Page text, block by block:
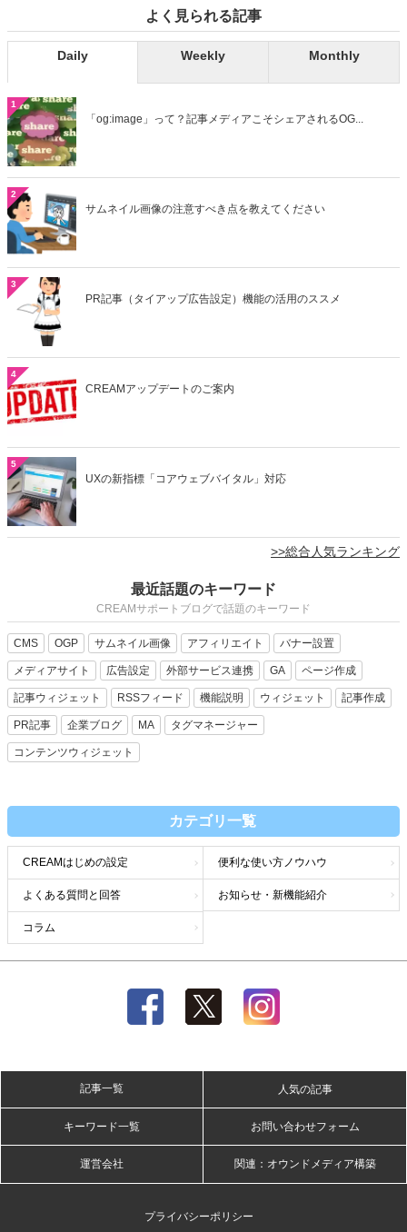
よく見られる記事
Daily Weekly Monthly
1
「og:image」って？記事メディアこそシェアされるOG...
2
サムネイル画像の注意すべき点を教えてください
3
PR記事（タイアップ広告設定）機能の活用のススメ
4
CREAMアップデートのご案内
5
UXの新指標「コアウェブバイタル」対応
>>総合人気ランキング
最近話題のキーワード
CREAMサポートブログで話題のキーワード
CMS OGP サムネイル画像 アフィリエイト バナー設置
メディアサイト 広告設定 外部サービス連携 GA ページ作成
記事ウィジェット RSSフィード 機能説明 ウィジェット 記事作成
PR記事 企業ブログ MA タグマネージャー
コンテンツウィジェット
カテゴリ一覧
CREAMはじめの設定 便利な使い方ノウハウ
よくある質問と回答 お知らせ・新機能紹介
コラム
記事一覧 人気の記事
キーワード一覧 お問い合わせフォーム
運営会社 関連：オウンドメディア構築
プライバシーポリシー